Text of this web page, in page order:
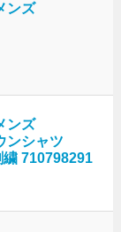
ンズ
ンズ
ンシャツ
繍 710798291